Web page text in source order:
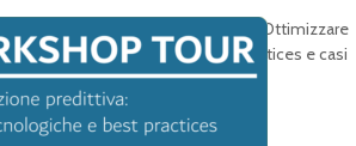
invitano a partecipare al Workshop Ottimizzare
nell’industria cartaria: best practices e casi
23 novembre GHV[…]